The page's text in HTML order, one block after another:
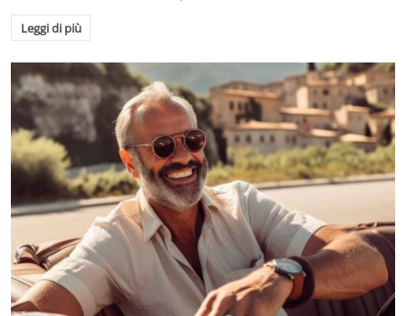
Leggi di più